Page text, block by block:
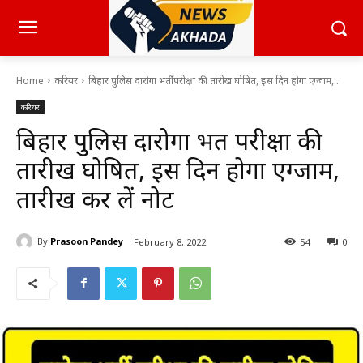
Home करियर बिहार पुलिस दारोगा भर्ती परीक्षा की तारीख घोषित, इस दिन होगा एग्जाम,...
करियर
बिहार पुलिस दारोगा भर्ती परीक्षा की
तारीख घोषित, इस दिन होगा एग्जाम,
तारीख कर लें नोट
By Prasoon Pandey February 8, 2022 0
54